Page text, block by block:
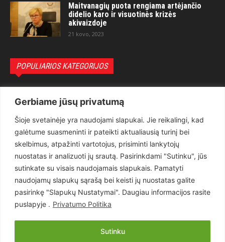
Gerbiame jūsų privatumą
Šioje svetainėje yra naudojami slapukai. Jie reikalingi, kad
galėtume suasmeninti ir pateikti aktualiausią turinį bei
skelbimus, atpažinti vartotojus, prisiminti lankytojų
nuostatas ir analizuoti jų srautą. Pasirinkdami "Sutinku", jūs
sutinkate su visais naudojamais slapukais. Pamatyti
naudojamų slapukų sąrašą bei keisti jų nuostatas galite
pasirinkę "Slapukų Nustatymai". Daugiau informacijos rasite
puslapyje . Privatumo Politika
Sutinku
Maitvanagių puota rengiama artėjančio
didelio karo ir visuotinės krizės
akivaizdoje
21 kovo, 2023
POPULIARIOS KATEGORIJOS
Teisėsauga
1497
Aktualu
Lietuva
619
Pasaulis
Статьи на русском
Articles in english